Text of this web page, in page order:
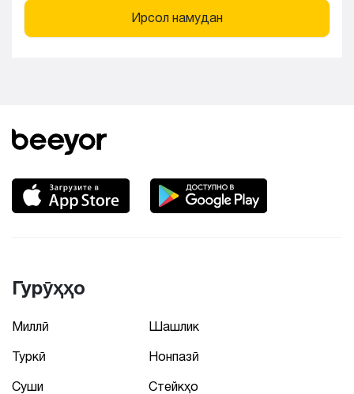
Ирсол намудан
Гурӯҳҳо
Миллӣ
Туркӣ
Суши
Шашлик
Нонпазӣ
Стейкҳо